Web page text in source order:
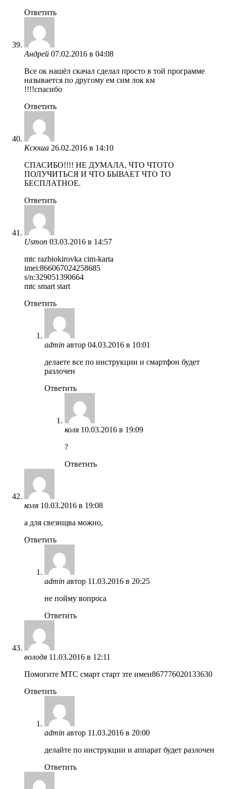
Ответить
Андрей 07.02.2016 в 04:08
Все ок нашёл скачал сделал просто в той программе
называется по другому ем сим лок км
!!!!спасибо
Ответить
Ксюша 26.02.2016 в 14:10
СПАСИБО!!!! НЕ ДУМАЛА, ЧТО ЧТОТО
ПОЛУЧИТЬСЯ И ЧТО БЫВАЕТ ЧТО ТО
БЕСПЛАТНОЕ.
Ответить
Usmon 03.03.2016 в 14:57
mtc razbiokirovka cim-karta
imei:866067024258685
s/n:329051390664
mtc smart start
Ответить
admin автор 04.03.2016 в 10:01
делаете все по инструкции и смартфон будет
разлочен
Ответить
коля 10.03.2016 в 19:09
?
Ответить
коля 10.03.2016 в 19:08
а для свезнщва можно,
Ответить
admin автор 11.03.2016 в 20:25
не пойму вопроса
Ответить
володя 11.03.2016 в 12:11
Помогите МТС смарт старт зте имеи867776020133630
Ответить
admin автор 11.03.2016 в 20:00
делайте по инструкции и аппарат будет разлочен
Ответить